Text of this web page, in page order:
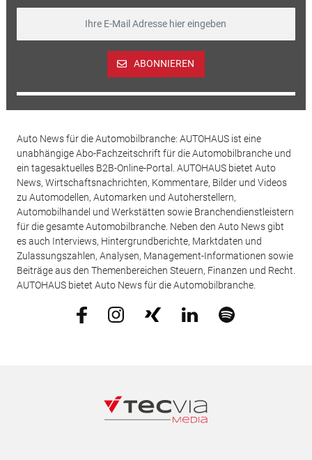
ABONNIEREN
Auto News für die Automobilbranche: AUTOHAUS ist eine
unabhängige Abo-Fachzeitschrift für die Automobilbranche und
ein tagesaktuelles B2B-Online-Portal. AUTOHAUS bietet Auto
News, Wirtschaftsnachrichten, Kommentare, Bilder und Videos
zu Automodellen, Automarken und Autoherstellern,
Automobilhandel und Werkstätten sowie Branchendienstleistern
für die gesamte Automobilbranche. Neben den Auto News gibt
es auch Interviews, Hintergrundberichte, Marktdaten und
Zulassungszahlen, Analysen, Management-Informationen sowie
Beiträge aus den Themenbereichen Steuern, Finanzen und Recht.
AUTOHAUS bietet Auto News für die Automobilbranche.